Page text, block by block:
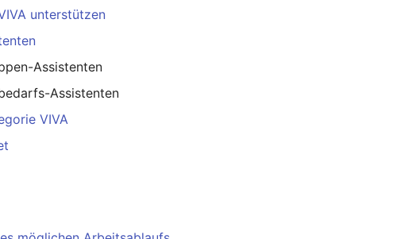
unterstützen
Assistenten
Assistenten
VIVA